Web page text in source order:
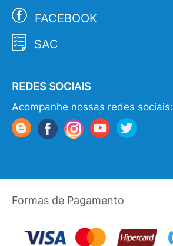
FACEBOOK
SAC
REDES SOCIAIS
Acompanhe nossas redes sociais:
Formas de Pagamento